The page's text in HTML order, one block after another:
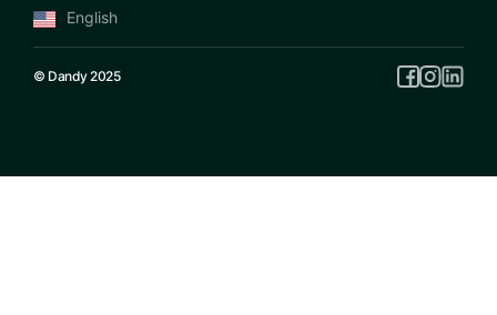
English
© Dandy 2025